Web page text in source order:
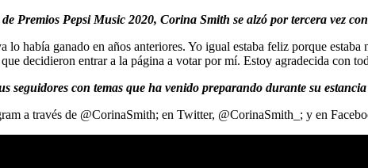
Premios Pepsi Music 2020, Corina Smith se alzó por tercera vez
había ganado en años anteriores. Yo igual estaba feliz porque
decidieron entrar a la página a votar por mí. Estoy agradecida con
seguidores con temas que ha venido preparando durante su
a través de @CorinaSmith; en Twitter, @CorinaSmith_; y en